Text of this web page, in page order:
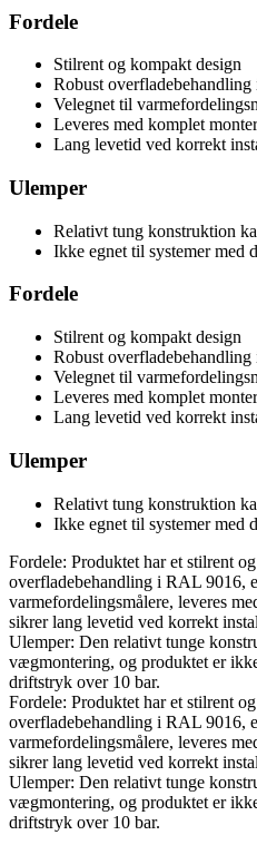
Fordele
Stilrent og kompakt design
Robust
Velegnet til
Leveres med komplet
Lang levetid ved korrekt
Ulemper
Relativt tung konstruktion
Ikke egnet til systemer med
Fordele
Stilrent og kompakt design
Robust
Velegnet til
Leveres med komplet
Lang levetid ved korrekt
Ulemper
Relativt tung konstruktion
Ikke egnet til systemer med
Fordele: Produktet har et stilrent
overfladebehandling i RAL 9016,
varmefordelingsmålere, leveres
sikrer lang levetid ved korrekt
Ulemper: Den relativt tunge
vægmontering, og produktet er
driftstryk over 10 bar.
Fordele: Produktet har et stilrent
overfladebehandling i RAL 9016,
varmefordelingsmålere, leveres
sikrer lang levetid ved korrekt
Ulemper: Den relativt tunge
vægmontering, og produktet er
driftstryk over 10 bar.